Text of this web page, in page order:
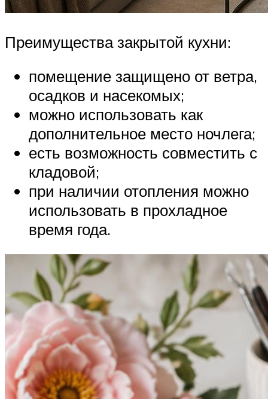
Преимущества закрытой кухни:
помещение защищено от ветра,
осадков и насекомых;
можно использовать как
дополнительное место ночлега;
есть возможность совместить с
кладовой;
при наличии отопления можно
использовать в прохладное
время года.